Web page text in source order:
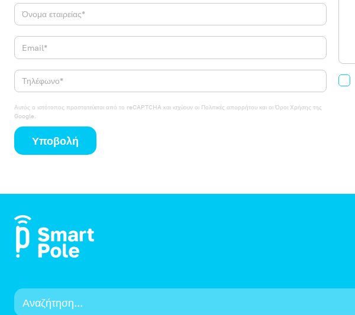
Αυτός ο ιστότοπος προστατεύεται από το reCAPTCHA και ισχύουν οι Πολιτικές απορρήτου και οι Όροι Χρήσης της
Google.
Υποβολή